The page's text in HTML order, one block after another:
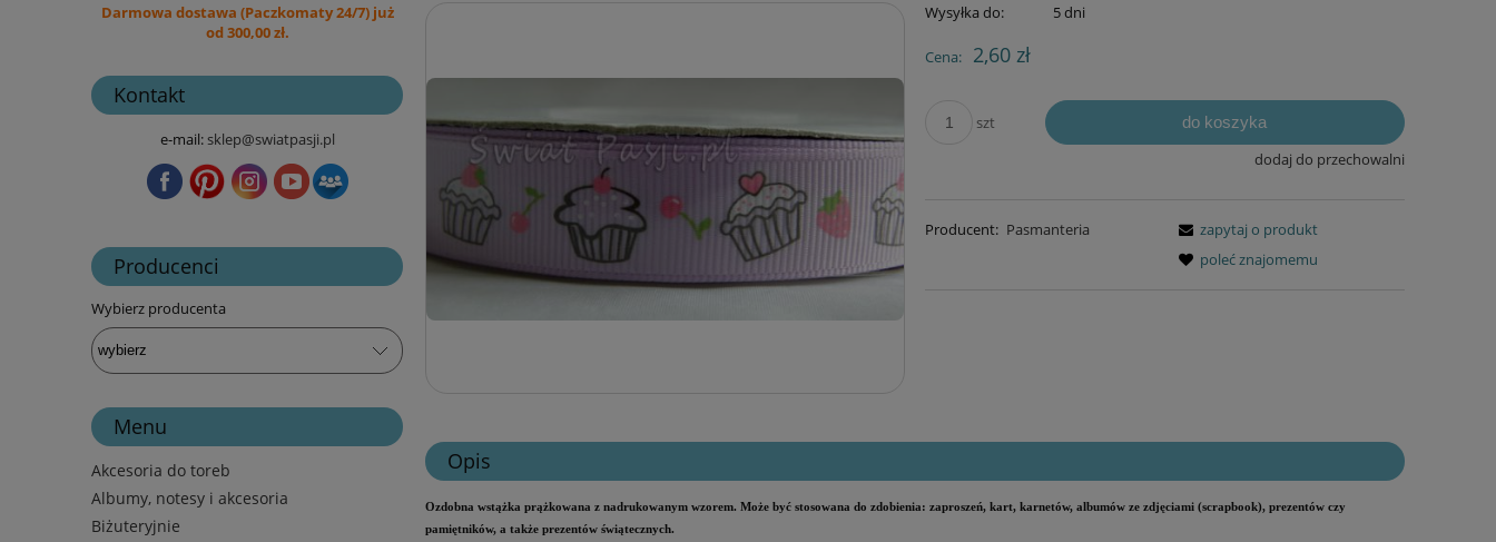
Darmowa dostawa (Paczkomaty 24/7) już
od 300,00 zł.
Kontakt
e-mail:sklep@swiatpasji.pl
Producenci
Wybierz producenta
Menu
Akcesoria do toreb
Albumy, notesy i akcesoria
Biżuteryjnie
Wysyłka do: 5 dni
Cena: 2,60 zł
szt do koszyka
dodaj do przechowalni
Producent: Pasmanteria
zapytaj o produkt
poleć znajomemu
Opis
Ozdobna wstążka prążkowana z nadrukowanym wzorem. Może być stosowana do zdobienia: zaproszeń, kart, karnetów, albumów ze zdjęciami (scrapbook), prezentów czy
pamiętników, a także prezentów świątecznych.